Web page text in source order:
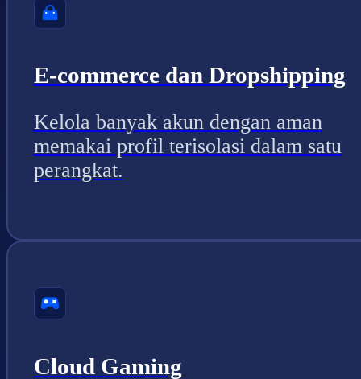
E-commerce dan Dropshipping
Kelola banyak akun dengan aman
memakai profil terisolasi dalam satu
perangkat.
Cloud Gaming